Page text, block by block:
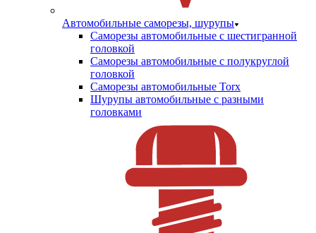
Автомобильные саморезы, шурупы
Саморезы автомобильные с шестигранной
головкой
Саморезы автомобильные с полукруглой
головкой
Саморезы автомобильные Torx
Шурупы автомобильные с разными
головками